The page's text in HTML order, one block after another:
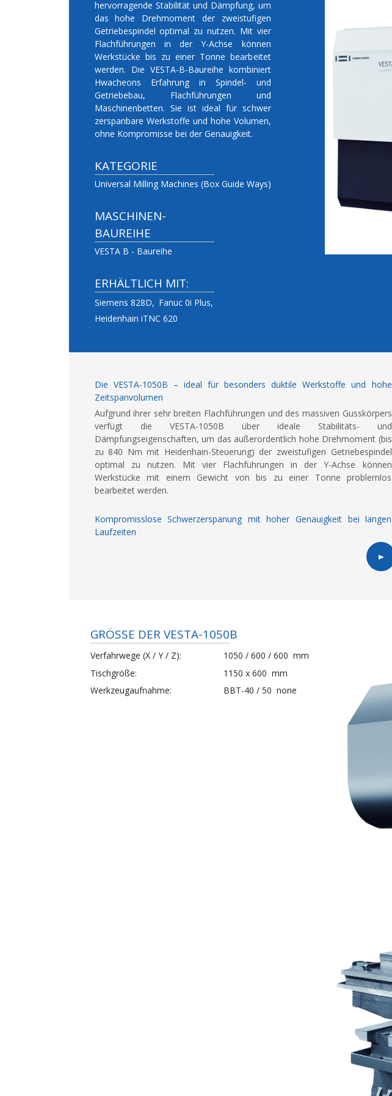
hervorragende Stabilität und Dämpfung, um
das hohe Drehmoment der zweistufigen
Getriebespindel optimal zu nutzen. Mit vier
Flachführungen in der Y-Achse können
Werkstücke bis zu einer Tonne bearbeitet
werden. Die VESTA-B-Baureihe kombiniert
Hwacheons Erfahrung in Spindel- und
Getriebebau, Flachführungen und
Maschinenbetten. Sie ist ideal für schwer
zerspanbare Werkstoffe und hohe Volumen,
ohne Kompromisse bei der Genauigkeit.
KATEGORIE
Universal Milling Machines (Box Guide Ways)
MASCHINEN-
BAUREIHE
VESTA B - Baureihe
ERHÄLTLICH MIT:
Siemens 828D
Fanuc 0i Plus
Heidenhain iTNC 620
Die VESTA-1050B – ideal für besonders duktile Werkstoffe und hohe
Zeitspanvolumen
Aufgrund ihrer sehr breiten Flachführungen und des massiven Gusskörpers
verfügt die VESTA-1050B über ideale Stabilitäts- und
Dämpfungseigenschaften, um das außerordentlich hohe Drehmoment (bis
zu 840 Nm mit Heidenhain-Steuerung) der zweistufigen Getriebespindel
optimal zu nutzen. Mit vier Flachführungen in der Y-Achse können
Werkstücke mit einem Gewicht von bis zu einer Tonne problemlos
bearbeitet werden.
Kompromisslose Schwerzerspanung mit hoher Genauigkeit bei langen
Laufzeiten
GRÖSSE DER VESTA-1050B
Verfahrwege (X / Y / Z) 1050 / 600 / 600 mm
Tischgröße
1150 x 600 mm
Werkzeugaufnahme
BBT-40 / 50 none